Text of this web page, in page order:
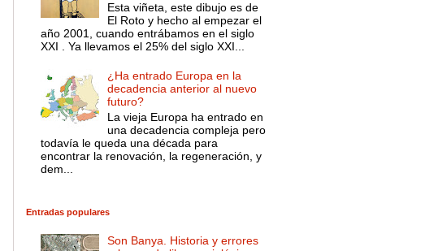
Esta viñeta, este dibujo es de
El Roto y hecho al empezar el
año 2001, cuando entrábamos en el siglo
XXI . Ya llevamos el 25% del siglo XXI...
¿Ha entrado Europa en la
decadencia anterior al nuevo
futuro?
La vieja Europa ha entrado en
una decadencia compleja pero
todavía le queda una década para
encontrar la renovación, la regeneración, y
dem...
Entradas populares
Son Banya. Historia y errores